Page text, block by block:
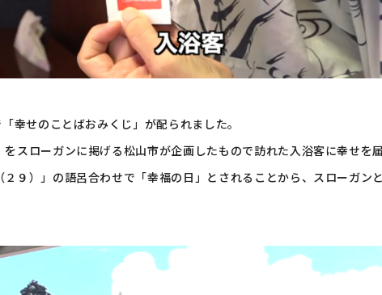
幸せのことばおみくじ」が配られました。
スローガンに掲げる松山市が企画したもので訪れた入浴客に幸せを届
２９）」の語呂合わせで「幸福の日」とされることから、スローガン